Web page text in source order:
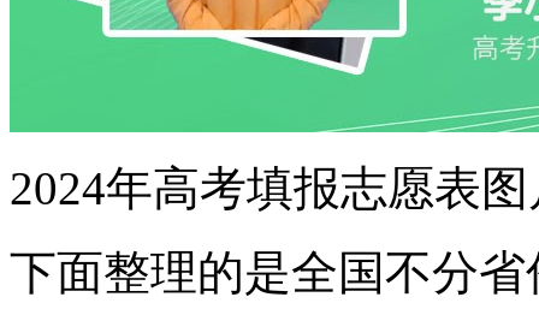
2024年高考填报志愿表
下面整理的是全国不分